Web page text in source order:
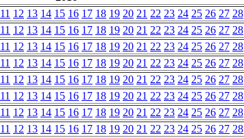
11 12 13 14 15 16 17 18 19 20 21 22 23 24 25 26 27 28
11 12 13 14 15 16 17 18 19 20 21 22 23 24 25 26 27 28
11 12 13 14 15 16 17 18 19 20 21 22 23 24 25 26 27 28
11 12 13 14 15 16 17 18 19 20 21 22 23 24 25 26 27 28
11 12 13 14 15 16 17 18 19 20 21 22 23 24 25 26 27 28
11 12 13 14 15 16 17 18 19 20 21 22 23 24 25 26 27 28
11 12 13 14 15 16 17 18 19 20 21 22 23 24 25 26 27 28
11 12 13 14 15 16 17 18 19 20 21 22 23 24 25 26 27 28